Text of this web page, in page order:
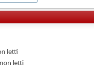
letti
letti